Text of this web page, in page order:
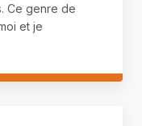
Ce genre de
et je